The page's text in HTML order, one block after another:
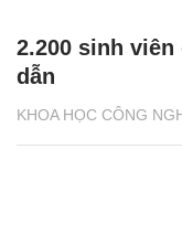
KHOA HỌC CÔNG
2.200 sinh
dẫn